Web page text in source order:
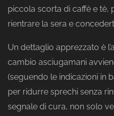
piccola scorta di caffè e tè,
rientrare la sera e
Un dettaglio apprezzato è
cambio asciugamani
(seguendo le indicazioni in
per ridurre sprechi senza
segnale di cura, non solo